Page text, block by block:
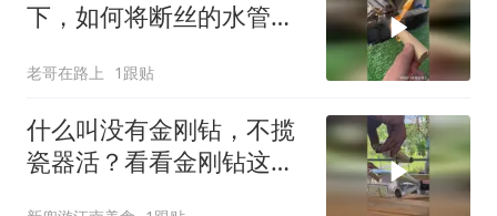
下，如何将断丝的水管轻
老哥在路上 1跟贴
什么叫没有金刚钻，不揽
瓷器活？看看金刚钻这恐